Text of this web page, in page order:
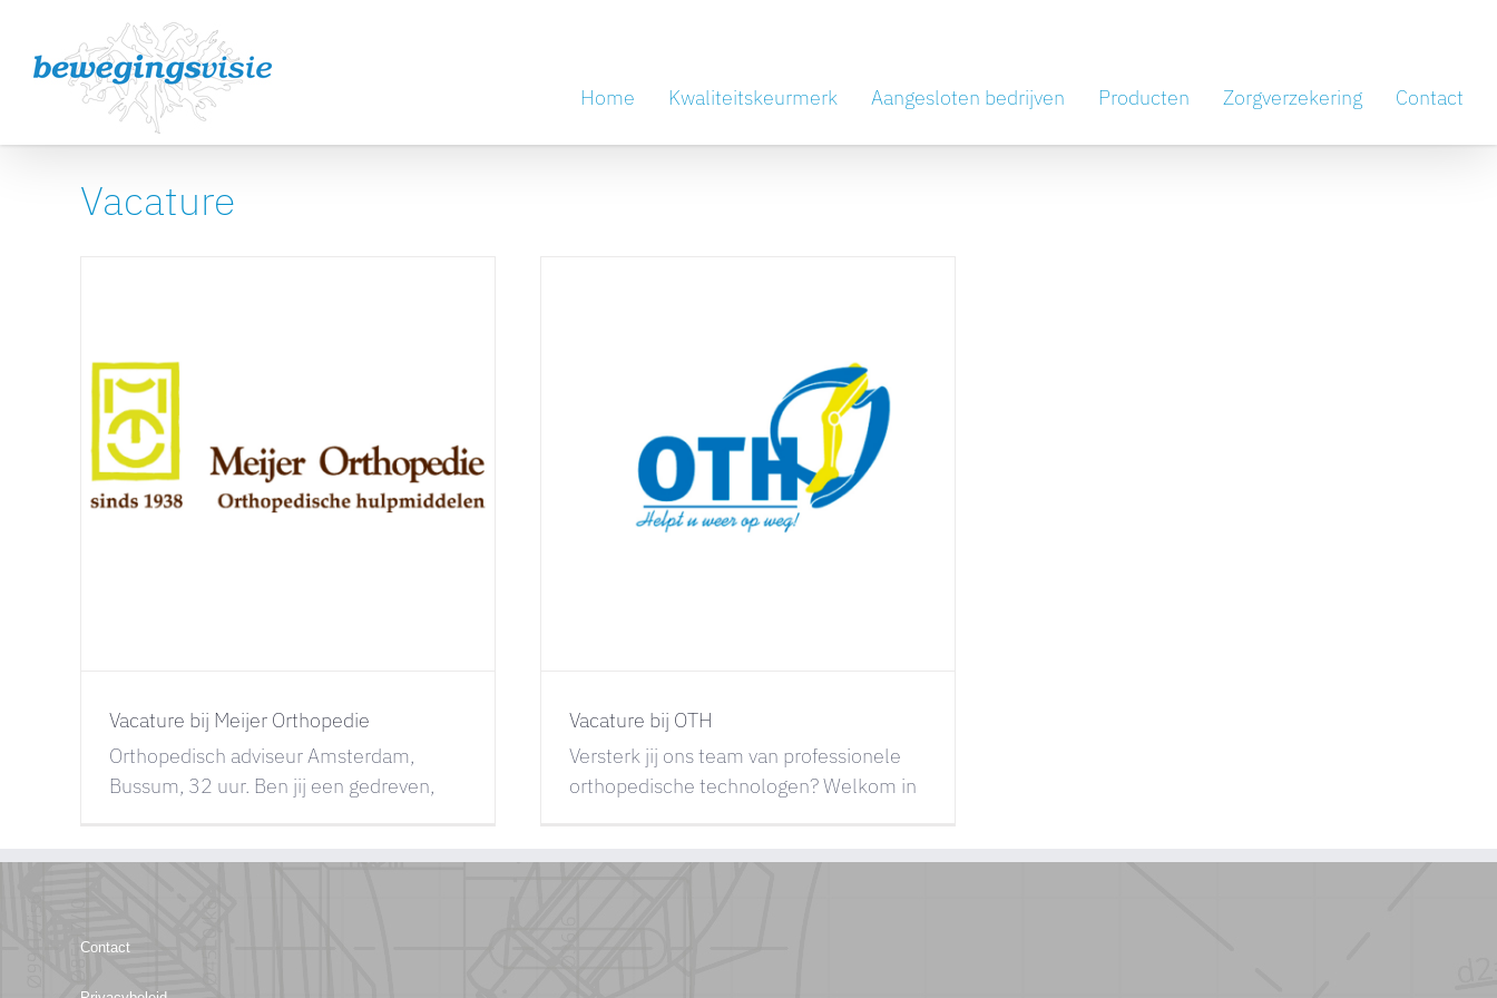
inhoud
Home
Kwaliteitskeurmerk Aangesloten bedrijven Producten Zorgverzekering Contact
Vacature
Vacature bij Meijer
Orthopedie
Vacature bij Meijer Orthopedie
Orthopedisch adviseur Amsterdam,
Bussum, 32 uur. Ben jij een gedreven,
Vacature bij OTH
Vacature bij OTH
Versterk jij ons team van professionele
orthopedische technologen? Welkom in
Contact